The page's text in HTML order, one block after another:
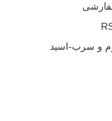
و سرب-اسید